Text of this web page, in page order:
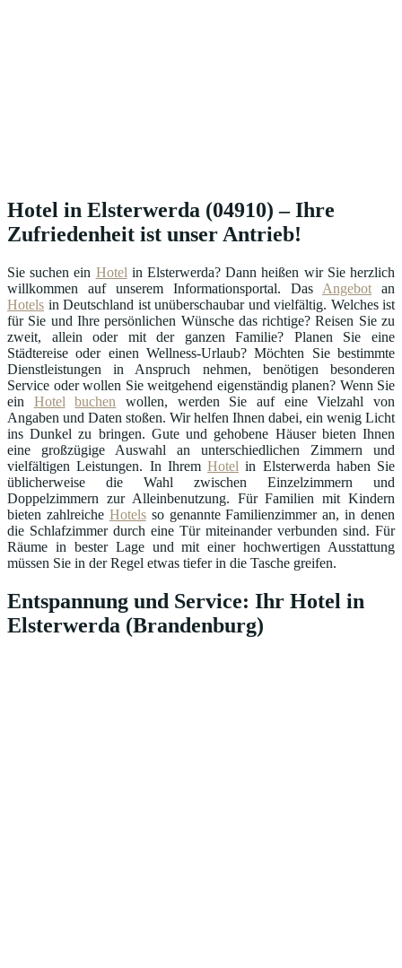
Hotel in Elsterwerda (04910) – Ihre
Zufriedenheit ist unser Antrieb!
Sie suchen ein Hotel in Elsterwerda? Dann heißen wir Sie herzlich
willkommen auf unserem Informationsportal. Das Angebot an
Hotels in Deutschland ist unüberschaubar und vielfältig. Welches ist
für Sie und Ihre persönlichen Wünsche das richtige? Reisen Sie zu
zweit, allein oder mit der ganzen Familie? Planen Sie eine
Städtereise oder einen Wellness-Urlaub? Möchten Sie bestimmte
Dienstleistungen in Anspruch nehmen, benötigen besonderen
Service oder wollen Sie weitgehend eigenständig planen? Wenn Sie
ein Hotel buchen wollen, werden Sie auf eine Vielzahl von
Angaben und Daten stoßen. Wir helfen Ihnen dabei, ein wenig Licht
ins Dunkel zu bringen. Gute und gehobene Häuser bieten Ihnen
eine großzügige Auswahl an unterschiedlichen Zimmern und
vielfältigen Leistungen. In Ihrem Hotel in Elsterwerda haben Sie
üblicherweise die Wahl zwischen Einzelzimmern und
Doppelzimmern zur Alleinbenutzung. Für Familien mit Kindern
bieten zahlreiche Hotelsso genannte Familienzimmer an, in denen
die Schlafzimmer durch eine Tür miteinander verbunden sind. Für
Räume in bester Lage und mit einer hochwertigen Ausstattung
müssen Sie in der Regel etwas tiefer in die Tasche greifen.
Entspannung und Service: Ihr Hotel in
Elsterwerda (Brandenburg)